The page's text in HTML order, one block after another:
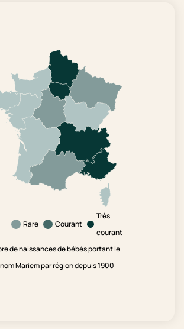
Rare Courant
Très
courant
de naissances de bébés portant le
Mariem par région depuis 1900